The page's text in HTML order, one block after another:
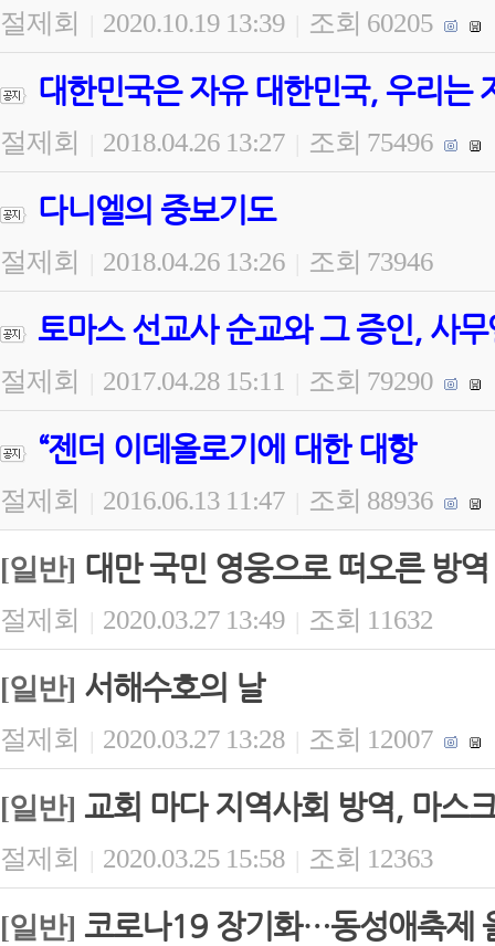
절제회 2020.10.19 13:39 조회 60205
대한민국은 자유 대한민국, 우리는
절제회 2018.04.26 13:27 조회 75496
다니엘의 중보기도
절제회 2018.04.26 13:26 조회 73946
토마스 선교사 순교와 그 증인, 사
절제회 2017.04.28 15:11 조회 79290
“젠더 이데올로기에 대한 대항
절제회 2016.06.13 11:47 조회 88936
[일반] 대만 국민 영웅으로 떠오른 방
절제회 | 2020.03.27 13:49 | 조회 11632
[일반] 서해수호의 날
절제회 | 2020.03.27 13:28 | 조회 12007
[일반] 교회 마다 지역사회 방역, 마스
절제회 | 2020.03.25 15:58 | 조회 12363
[일반] 코로나19 장기화…동성애축제